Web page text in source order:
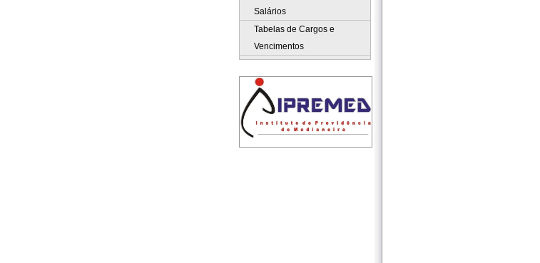
Salários
Tabelas de Cargos e
Vencimentos